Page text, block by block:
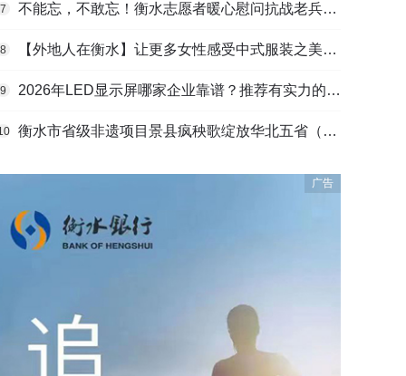
7 不能忘，不敢忘！衡水志愿者暖心慰问抗战老兵和老党员
8 【外地人在衡水】让更多女性感受中式服装之美——山东人蒋静静的在衡创业路
9 2026年LED显示屏哪家企业靠谱？推荐有实力的LED显示屏工程服务商
衡水市省级非遗项目景县疯秧歌绽放华北五省（区）市舞蹈大赛舞台
广告